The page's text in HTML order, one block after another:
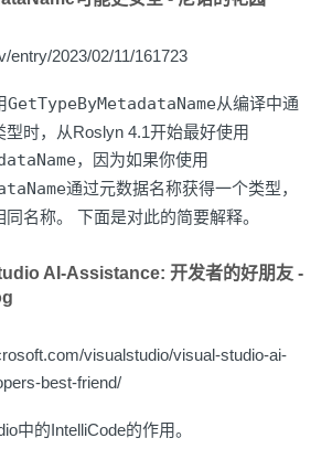
entry/2023/02/11/161723
GetTypeByMetadataName从编译中通
时，从Roslyn 4.1开始最好使用
，因为如果你使用
通过元数据名称获得一个类型，
名称。 下面是对此的简要解释。
AI-Assistance: 开发者的好朋友 -
visualstudio/visual-studio-ai-
best-friend/
中的IntelliCode的作用。